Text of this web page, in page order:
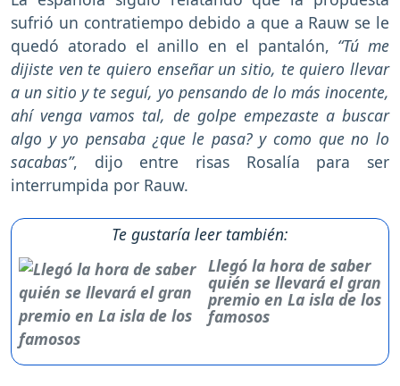
sufrió un contratiempo debido a que a Rauw se le
quedó atorado el anillo en el pantalón, “Tú me
dijiste ven te quiero enseñar un sitio, te quiero llevar
a un sitio y te seguí, yo pensando de lo más inocente,
ahí venga vamos tal, de golpe empezaste a buscar
algo y yo pensaba ¿que le pasa? y como que no lo
sacabas”, dijo entre risas Rosalía para ser
interrumpida por Rauw.
Te gustaría leer también:
Llegó la hora de saber
quién se llevará el gran
premio en La isla de los
famosos